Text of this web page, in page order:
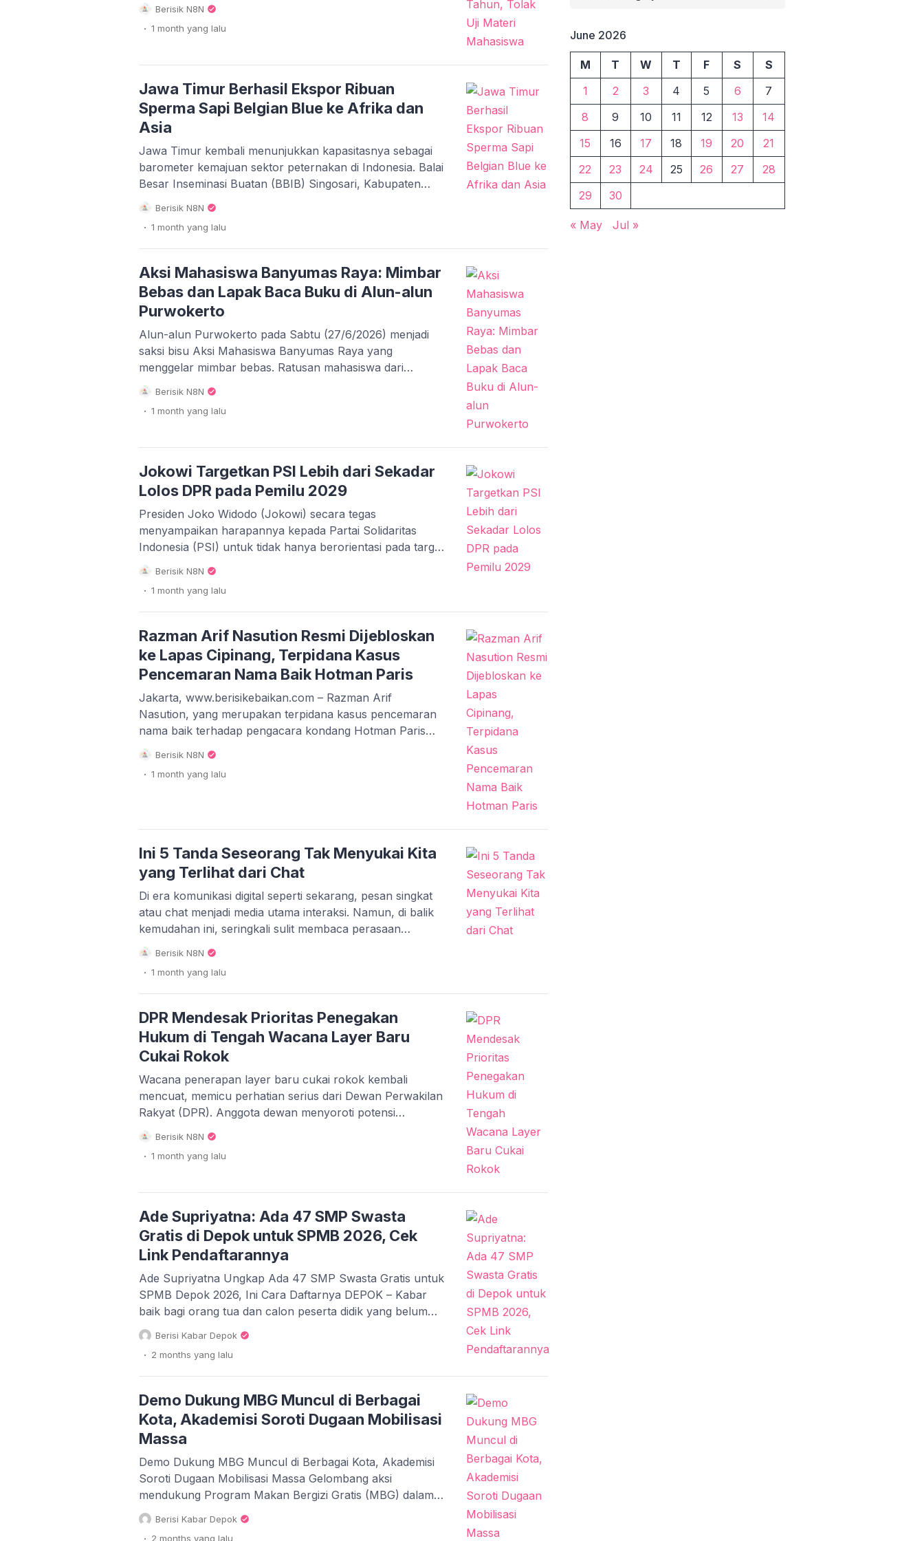
Desa (UU Desa). Dengan demikian, ketentuan mengenai
perubahan, memastikan stabilitas regulasi […]
Berisik N8N
. 1 month yang lalu
Jawa Timur Berhasil Ekspor Ribuan
Sperma Sapi Belgian Blue ke Afrika dan
Asia
Jawa Timur kembali menunjukkan kapasitasnya sebagai
barometer kemajuan sektor peternakan di Indonesia. Balai
Besar Inseminasi Buatan (BBIB) Singosari, Kabupaten
Malang, berhasil melakukan ekspor ribuan sperma sapi
Pencapaian ini merupakan hasil nyata dari upaya
pengembangan genetik sapi potong unggul yang didukung
penuh oleh Pemerintah Provinsi Jawa […]
Berisik N8N
. 1 month yang lalu
Aksi Mahasiswa Banyumas Raya: Mimbar
Bebas dan Lapak Baca Buku di Alun-alun
Purwokerto
Alun-alun Purwokerto pada Sabtu (27/6/2026) menjadi
saksi bisu Aksi Mahasiswa Banyumas Raya yang
menggelar mimbar bebas. Ratusan mahasiswa dari
berbagai kampus yang tergabung dalam BEM Banyumas
pemerintah. Uniknya, di tengah-tengah orasi dan tuntutan,
gratis yang menarik perhatian masyarakat umum.
Kronologi […]
Berisik N8N
. 1 month yang lalu
Jokowi Targetkan PSI Lebih dari Sekadar
Lolos DPR pada Pemilu 2029
Presiden Joko Widodo (Jokowi) secara tegas
menyampaikan harapannya kepada Partai Solidaritas
Indonesia (PSI) untuk tidak hanya berorientasi pada target
lolos ambang batas parlemen pada Pemilu 2029. Dalam
PSI untuk mengejar target yang lebih besar, yaitu
memastikan mesin partai bekerja secara optimal hingga ke
tingkat desa. Pernyataan ini menegaskan […]
Berisik N8N
. 1 month yang lalu
Razman Arif Nasution Resmi Dijebloskan
ke Lapas Cipinang, Terpidana Kasus
Pencemaran Nama Baik Hotman Paris
Jakarta, www.berisikebaikan.com – Razman Arif
Nasution, yang merupakan terpidana kasus pencemaran
nama baik terhadap pengacara kondang Hotman Paris
Hutapea, kini resmi dijebloskan ke Lembaga
Penahanan Razman Arif Nasution ini dilakukan pada
terhadap Razman ini […]
Berisik N8N
. 1 month yang lalu
Ini 5 Tanda Seseorang Tak Menyukai Kita
yang Terlihat dari Chat
Di era komunikasi digital seperti sekarang, pesan singkat
atau chat menjadi media utama interaksi. Namun, di balik
kemudahan ini, seringkali sulit membaca perasaan
seseorang. Terkadang, ketidaksukaan atau kurangnya
kebiasaan mereka saat berkirim pesan. Memahami
isyarat-isyarat ini dapat membantu kita menafsirkan
dinamika hubungan dengan lebih akurat. Mendeteksi
tanda […]
Berisik N8N
. 1 month yang lalu
DPR Mendesak Prioritas Penegakan
Hukum di Tengah Wacana Layer Baru
Cukai Rokok
Wacana penerapan layer baru cukai rokok kembali
mencuat, memicu perhatian serius dari Dewan Perwakilan
Rakyat (DPR). Anggota dewan menyoroti potensi
kebijakan ini dalam menekan peredaran rokok ilegal,
menjadi prioritas utama. Kebijakan ini diharapkan
kesehatan masyarakat. Pembahasan mengenai simplifikasi
tarif cukai ini menjadi […]
Berisik N8N
. 1 month yang lalu
Ade Supriyatna: Ada 47 SMP Swasta
Gratis di Depok untuk SPMB 2026, Cek
Link Pendaftarannya
Ade Supriyatna Ungkap Ada 47 SMP Swasta Gratis untuk
SPMB Depok 2026, Ini Cara Daftarnya DEPOK – Kabar
baik bagi orang tua dan calon peserta didik yang belum
mendapatkan kursi di sekolah negeri. Pemerintah Kota
Depok kembali menghadirkan Program Rintisan Sekolah
Swasta Gratis (RSSG) pada Sistem Penerimaan Murid
Baru (SPMB) Tahun Ajaran 2026/2027. Ketua DPRD […]
Berisi Kabar Depok
. 2 months yang lalu
Demo Dukung MBG Muncul di Berbagai
Kota, Akademisi Soroti Dugaan Mobilisasi
Massa
Demo Dukung MBG Muncul di Berbagai Kota, Akademisi
Soroti Dugaan Mobilisasi Massa Gelombang aksi
mendukung Program Makan Bergizi Gratis (MBG) dalam
beberapa hari terakhir muncul di sejumlah daerah di
Indonesia. Demonstrasi yang berlangsung di Jakarta,
Berisi Kabar Depok
. 2 months yang lalu
June 2026
M T W T F S
S
1
2 3 4 5 6
7
8
9 10 11 12 13
14
15
16 17 18 19 20
21
22
23 24 25 26 27
28
29
30
« May Jul »